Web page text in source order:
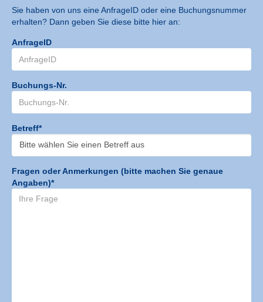
Sie haben von uns eine AnfrageID oder eine Buchungsnummer
erhalten? Dann geben Sie diese bitte hier an:
AnfrageID
Buchungs-Nr.
Betreff*
Fragen oder Anmerkungen (bitte machen Sie genaue
Angaben)*